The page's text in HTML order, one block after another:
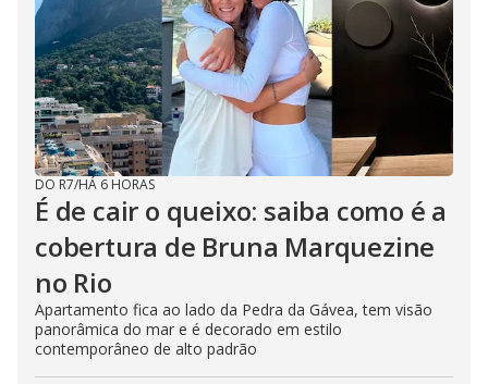
DO R7/HÁ 6 HORAS
É de cair o queixo: saiba como é a
cobertura de Bruna Marquezine
no Rio
Apartamento fica ao lado da Pedra da Gávea, tem visão
panorâmica do mar e é decorado em estilo
contemporâneo de alto padrão